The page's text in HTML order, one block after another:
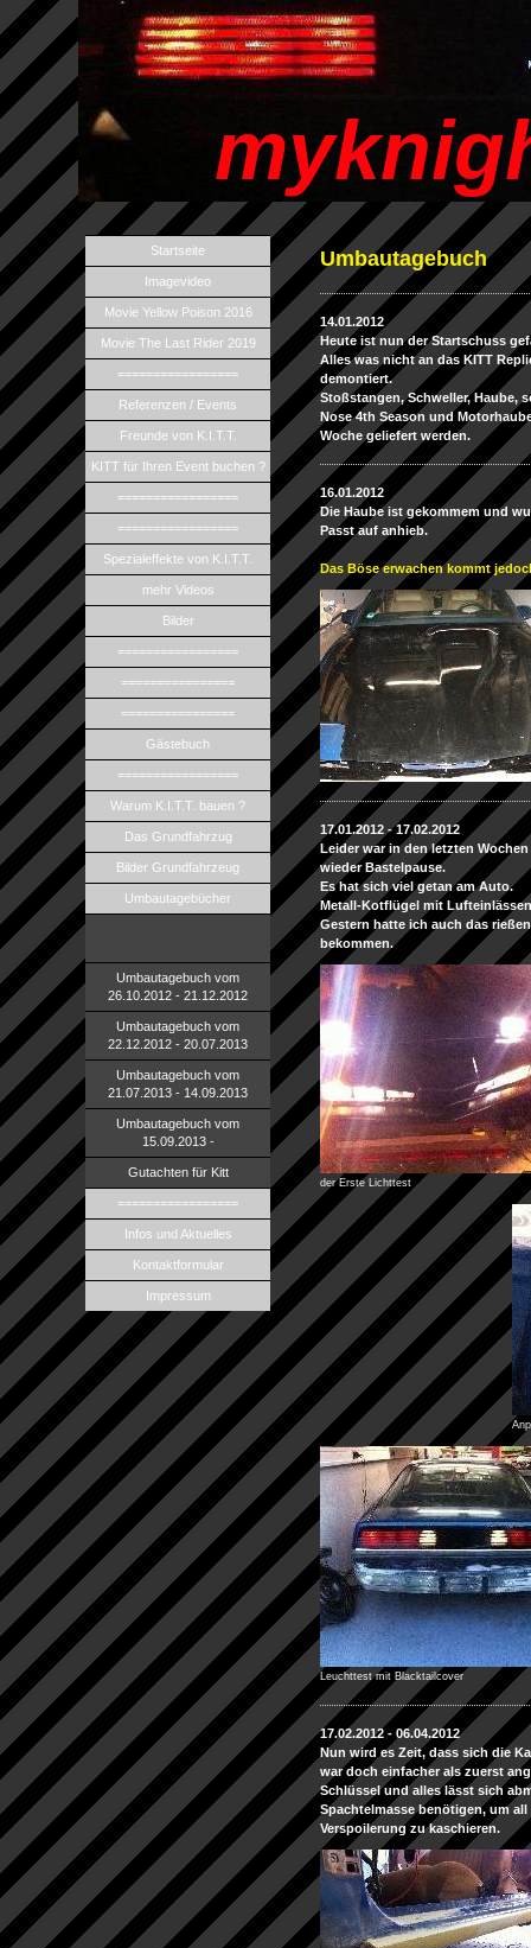
Startseite
Imagevideo
Movie Yellow Poison 2016
Movie The Last Rider 2019
=================
Referenzen / Events
Freunde von K.I.T.T.
KITT für Ihren Event buchen ?
=================
=================
Spezialeffekte von K.I.T.T.
mehr Videos
Bilder
=================
================
================
Gästebuch
=================
Warum K.I.T.T. bauen ?
Das Grundfahrzug
Bilder Grundfahrzeug
Umbautagebücher
Umbautagebuch vom
26.10.2012 - 21.12.2012
Umbautagebuch vom
22.12.2012 - 20.07.2013
Umbautagebuch vom
21.07.2013 - 14.09.2013
Umbautagebuch vom
15.09.2013 -
Gutachten für Kitt
=================
Infos und Aktuelles
Kontaktformular
Impressum
Umbautagebuch
14.01.2012
Heute ist nun der Startschuss
Alles was nicht an das KITT
demontiert.
Stoßstangen, Schweller, Haube,
Nose 4th Season und
Woche geliefert werden.
16.01.2012
Die Haube ist gekommem und
Passt auf anhieb.
Das Böse erwachen kommt
17.01.2012 - 17.02.2012
Leider war in den letzten
wieder Bastelpause.
Es hat sich viel getan am Auto.
Metall-Kotflügel mit
Gestern hatte ich auch das
bekommen.
der Erste Lichttest
Leuchttest mit Blacktailcover
17.02.2012 - 06.04.2012
Nun wird es Zeit, dass sich die
war doch einfacher als zuerst
Schlüssel und alles lässt sich
Spachtelmasse benötigen, um
Verspoilerung zu kaschieren.